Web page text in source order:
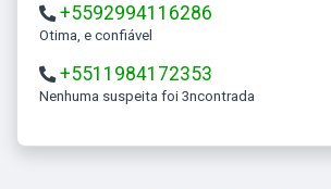
+5592994116286
Otima, e confiável
+5511984172353
Nenhuma suspeita foi 3ncontrada